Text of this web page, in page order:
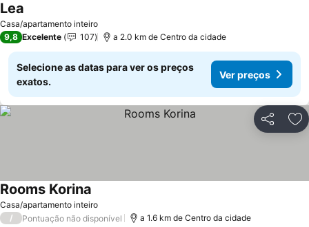
Casa/apartamento inteiro
Lea
9,8 Excelente 107 a 2.0 km de Centro da cidade
Selecione as datas para ver os preços
exatos.
Ver preços
Partilhar
Casa/apartamento inteiro
Rooms Korina
/ Pontuação não disponível a 1.6 km de Centro da cidade